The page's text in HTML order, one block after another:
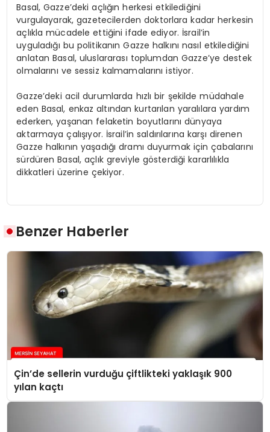
Basal, Gazze’deki açlığın herkesi etkilediğini
vurgulayarak, gazetecilerden doktorlara kadar herkesin
açlıkla mücadele ettiğini ifade ediyor. İsrail’in
uyguladığı bu politikanın Gazze halkını nasıl etkilediğini
anlatan Basal, uluslararası toplumdan Gazze’ye destek
olmalarını ve sessiz kalmamalarını istiyor.
Gazze’deki acil durumlarda hızlı bir şekilde müdahale
eden Basal, enkaz altından kurtarılan yaralılara yardım
ederken, yaşanan felaketin boyutlarını dünyaya
aktarmaya çalışıyor. İsrail’in saldırılarına karşı direnen
Gazze halkının yaşadığı dramı duyurmak için çabalarını
sürdüren Basal, açlık greviyle gösterdiği kararlılıkla
dikkatleri üzerine çekiyor.
Benzer Haberler
Çin’de sellerin vurduğu çiftlikteki yaklaşık 900
yılan kaçtı